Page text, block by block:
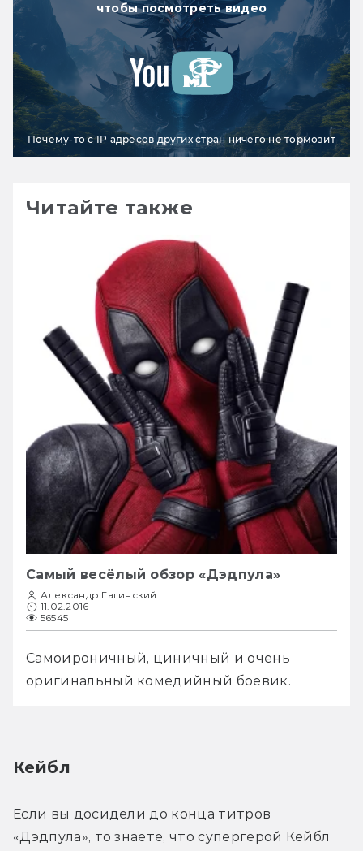
чтобы посмотреть видео
Почему-то с IP адресов других стран ничего не тормозит
Читайте также
Самый весёлый обзор «Дэдпула»
Александр Гагинский
11.02.2016
56545
Самоироничный, циничный и очень
оригинальный комедийный боевик.
Кейбл
Если вы досидели до конца титров
«Дэдпула», то знаете, что супергерой Кейбл